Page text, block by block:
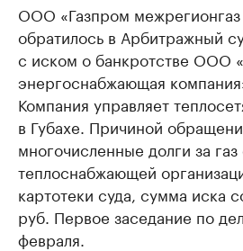
ООО «Газпром
обратилось в Арбитражный
с иском о банкротстве ООО
энергоснабжающая
Компания управляет
в Губахе. Причиной
многочисленные долги за
теплоснабжающей
картотеки суда, сумма иска
руб. Первое заседание по
февраля.